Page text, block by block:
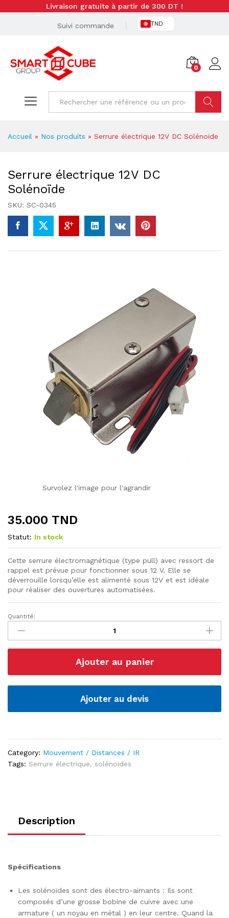
Livraison gratuite à partir de 300 DT !
Suivi commande TND
0
Accueil » Nos produits » Serrure électrique 12V DC Solénoïde
Serrure électrique 12V DC
Solénoïde
SKU: SC-0345
Survolez l'image pour l'agrandir
35.000 TND
Statut: In stock
Cette serrure électromagnétique (type pull) avec ressort de
rappel est prévue pour fonctionner sous 12 V. Elle se
déverrouille lorsqu’elle est alimenté sous 12V et est idéale
pour réaliser des ouvertures automatisées.
Serrure
électrique
12V
DC
quantité
Quantité:
Ajouter au panier
Ajouter au devis
Category: Mouvement / Distances / IR
Tags: Serrure électrique, solénoïdes
Description
Spécifications
Les solénoïdes sont des électro-aimants : Ils sont
composés d’une grosse bobine de cuivre avec une
armature ( un noyau en métal ) en leur centre. Quand la